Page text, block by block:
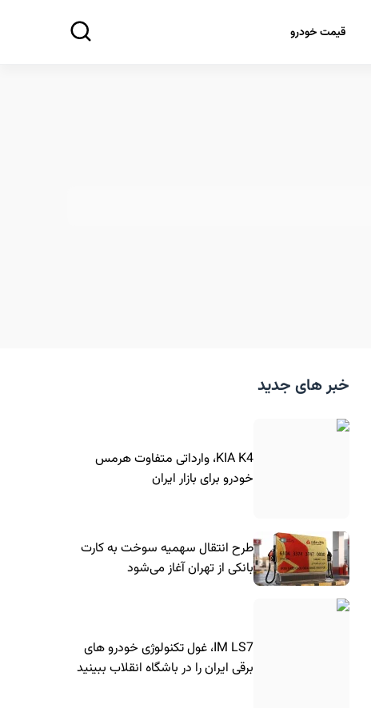
قیمت خودرو
خبر های جدید
KIA K4، وارداتی متفاوت هرمس
خودرو برای بازار ایران
طرح انتقال سهمیه سوخت به کارت
بانکی از تهران آغاز می‌شود
IM LS7، غول تکنولوژی خودرو های
برقی ایران را در باشگاه انقلاب ببینید